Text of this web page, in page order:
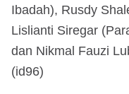
Ibadah), Rusdy
Lislianti Siregar
dan Nikmal Fauzi
(id96)